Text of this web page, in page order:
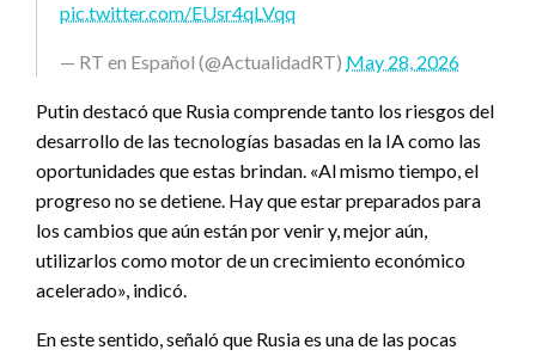
pic.twitter.com/EUsr4qLVqq
— RT en Español (@ActualidadRT) May 28, 2026
Putin destacó que Rusia comprende tanto los riesgos del
desarrollo de las tecnologías basadas en la IA como las
oportunidades que estas brindan. «Al mismo tiempo, el
progreso no se detiene. Hay que estar preparados para
los cambios que aún están por venir y, mejor aún,
utilizarlos como motor de un crecimiento económico
acelerado», indicó.
En este sentido, señaló que Rusia es una de las pocas